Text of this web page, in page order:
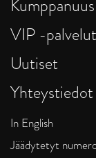
Kumppanuus
VIP -
Uutiset
Yhteystiedot
In English
Jäädytetyt